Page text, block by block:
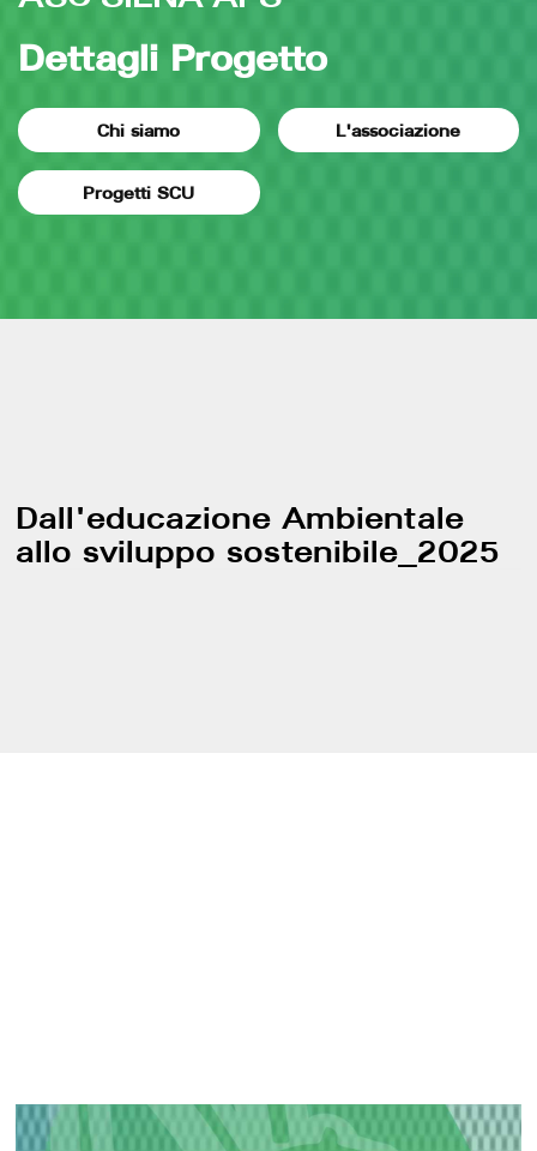
Dettagli Progetto
Chi siamo L'associazione
Progetti SCU
Dall'educazione Ambientale
allo sviluppo sostenibile_2025